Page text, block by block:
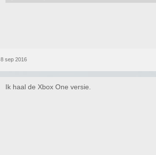
8 sep 2016
Ik haal de Xbox One versie.